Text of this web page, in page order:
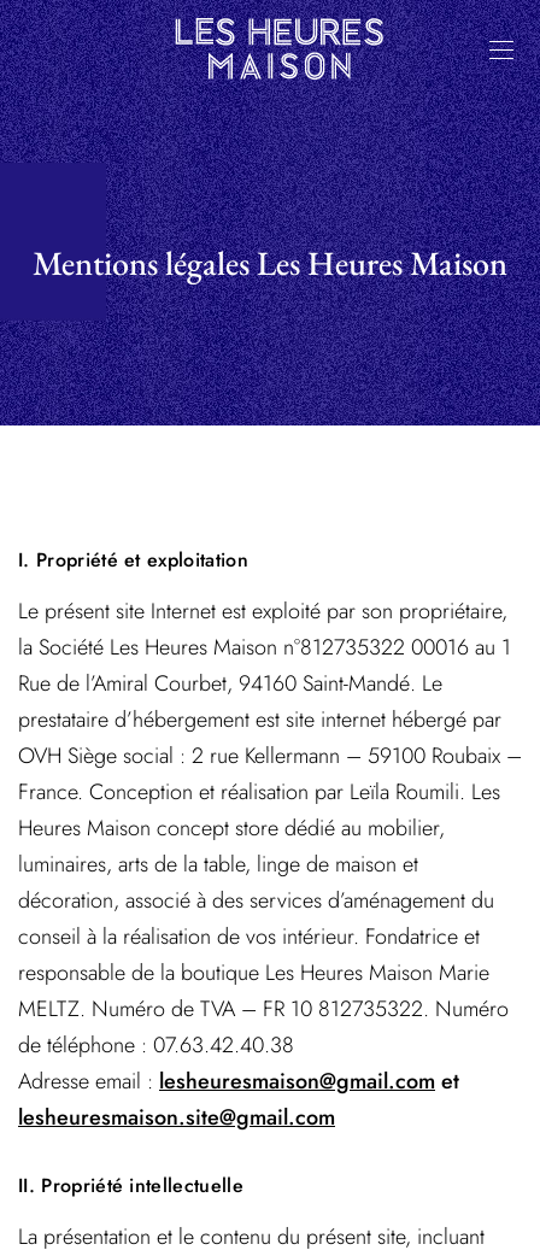
Mentions légales Les Heures Maison
I. Propriété et exploitation
Le présent site Internet est exploité par son propriétaire,
la Société Les Heures Maison n°812735322 00016 au 1
Rue de l’Amiral Courbet, 94160 Saint-Mandé. Le
prestataire d’hébergement est site internet hébergé par
OVH Siège social : 2 rue Kellermann – 59100 Roubaix –
France. Conception et réalisation par Leïla Roumili. Les
Heures Maison concept store dédié au mobilier,
luminaires, arts de la table, linge de maison et
décoration, associé à des services d’aménagement du
conseil à la réalisation de vos intérieur. Fondatrice et
responsable de la boutique Les Heures Maison Marie
MELTZ. Numéro de TVA – FR 10 812735322. Numéro
de téléphone : 07.63.42.40.38
Adresse email : lesheuresmaison@gmail.com et
lesheuresmaison.site@gmail.com
II. Propriété intellectuelle
La présentation et le contenu du présent site, incluant